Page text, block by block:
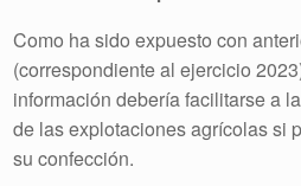
Como ha sido expuesto con
(correspondiente al ejercicio
información debería facilitarse a
de las explotaciones agrícolas si
su confección.